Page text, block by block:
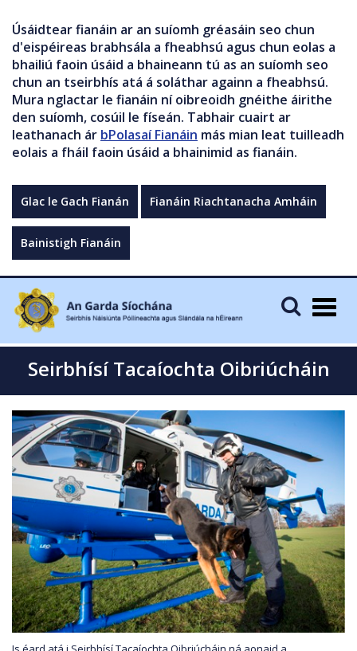
Úsáidtear fianáin ar an suíomh gréasáin seo chun
d'eispéireas brabhsála a fheabhsú agus chun eolas a
bhailiú faoin úsáid a bhaineann tú as an suíomh seo
chun an tseirbhís atá á soláthar againn a fheabhsú.
Mura nglactar le fianáin ní oibreoidh gnéithe áirithe
den suíomh, cosúil le físeán. Tabhair cuairt ar
leathanach ár bPolasaí Fianáin más mian leat tuilleadh
eolais a fháil faoin úsáid a bhainimid as fianáin.
Glac le Gach Fianán Fianáin Riachtanacha Amháin
Bainistigh Fianáin
Seirbhísí Tacaíochta Oibriúcháin